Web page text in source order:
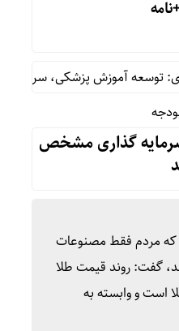
آموزش پزشکی،
گذاری مشخص
که مردم فقط مصنوعات
گفت: روند قیمت طلا
است و وابسته به